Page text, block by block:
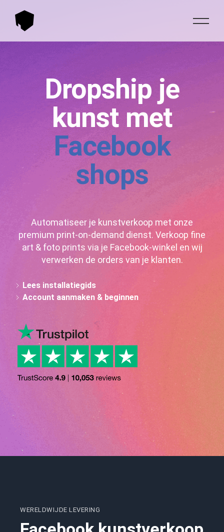
Dropship je
kunst met
Facebook
shops
Automatiseer je kunstverkoop met onze
premium print-on-demand dienst. Verkoop fine
art & foto prints via je Facebook-winkel en wij
verwerken de orders van je klanten.
Lees installatiegids
Account aanmaken & beginnen
WERELDWIJDE LEVERING